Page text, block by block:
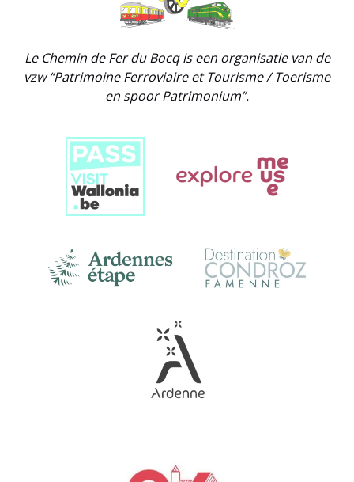
Le Chemin de Fer du Bocq is een organisatie van de
vzw “Patrimoine Ferroviaire et Tourisme / Toerisme
en spoor Patrimonium”.